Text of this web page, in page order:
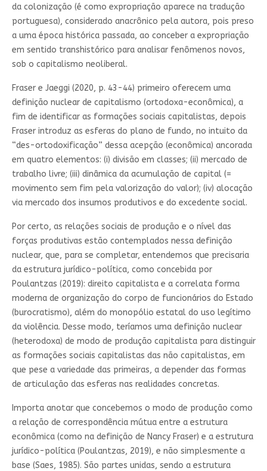
da colonização (é como expropriação aparece na tradução
portuguesa), considerado anacrônico pela autora, pois preso
a uma época histórica passada, ao conceber a expropriação
em sentido transhistórico para analisar fenômenos novos,
sob o capitalismo neoliberal.
Fraser e Jaeggi (2020, p. 43-44) primeiro oferecem uma
definição nuclear de capitalismo (ortodoxa-econômica), a
fim de identificar as formações sociais capitalistas, depois
Fraser introduz as esferas do plano de fundo, no intuito da
“des-ortodoxificação” dessa acepção (econômica) ancorada
em quatro elementos: (i) divisão em classes; (ii) mercado de
trabalho livre; (iii) dinâmica da acumulação de capital (=
movimento sem fim pela valorização do valor); (iv) alocação
via mercado dos insumos produtivos e do excedente social.
Por certo, as relações sociais de produção e o nível das
forças produtivas estão contemplados nessa definição
nuclear, que, para se completar, entendemos que precisaria
da estrutura jurídico-política, como concebida por
Poulantzas (2019): direito capitalista e a correlata forma
moderna de organização do corpo de funcionários do Estado
(burocratismo), além do monopólio estatal do uso legítimo
da violência. Desse modo, teríamos uma definição nuclear
(heterodoxa) de modo de produção capitalista para distinguir
as formações sociais capitalistas das não capitalistas, em
que pese a variedade das primeiras, a depender das formas
de articulação das esferas nas realidades concretas.
Importa anotar que concebemos o modo de produção como
a relação de correspondência mútua entre a estrutura
econômica (como na definição de Nancy Fraser) e a estrutura
jurídico-política (Poulantzas, 2019), e não simplesmente a
base (Saes, 1985). São partes unidas, sendo a estrutura